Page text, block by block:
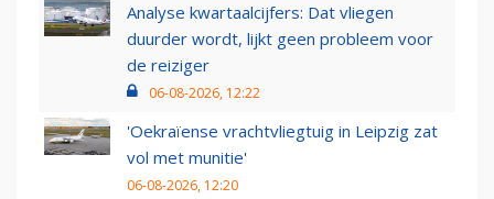
Analyse kwartaalcijfers: Dat vliegen
duurder wordt, lijkt geen probleem voor
de reiziger
06-08-2026, 12:22
'Oekraïense vrachtvliegtuig in Leipzig zat
vol met munitie'
06-08-2026, 12:20